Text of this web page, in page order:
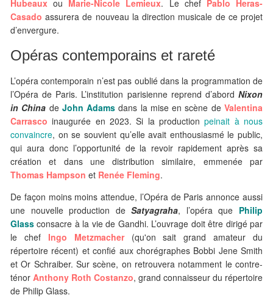
Hubeaux ou Marie-Nicole Lemieux. Le chef Pablo Heras-
Casado assurera de nouveau la direction musicale de ce projet
d’envergure.
Opéras contemporains et rareté
L’opéra contemporain n’est pas oublié dans la programmation de
l’Opéra de Paris. L’institution parisienne reprend d’abord Nixon
in China de John Adams dans la mise en scène deValentina
Carrasco inaugurée en 2023. Si la productionpeinait à nous
convaincre, on se souvient qu’elle avait enthousiasmé le public,
qui aura donc l’opportunité de la revoir rapidement après sa
création et dans une distribution similaire, emmenée par
Thomas Hampson et Renée Fleming.
De façon moins moins attendue, l’Opéra de Paris annonce aussi
une nouvelle production deSatyagraha, l’opéra que Philip
Glass consacre à la vie de Gandhi. L’ouvrage doit être dirigé par
le chef Ingo Metzmacher(qu'on sait grand amateur du
répertoire récent) et confié aux chorégraphes Bobbi Jene Smith
et Or Schraiber. Sur scène, on retrouvera notamment le contre-
ténor Anthony Roth Costanzo, grand connaisseur du répertoire
de Philip Glass.